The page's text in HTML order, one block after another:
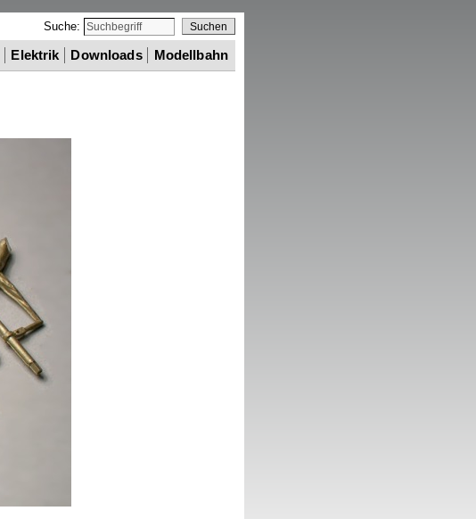
Suche:
Elektrik Downloads Modellbahn